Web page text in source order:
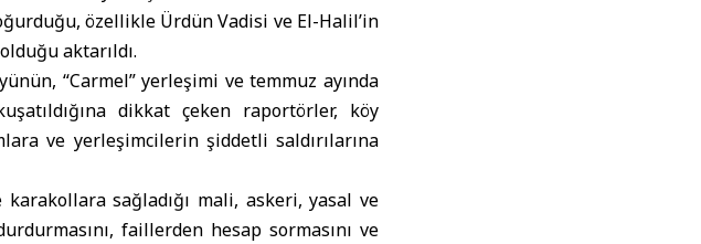
özellikle Ürdün Vadisi ve El-Halil’in
aktarıldı.
“Carmel” yerleşimi ve temmuz ayında
dikkat çeken raportörler, köy
ve yerleşimcilerin şiddetli saldırılarına
sağladığı mali, askeri, yasal ve
faillerden hesap sormasını ve